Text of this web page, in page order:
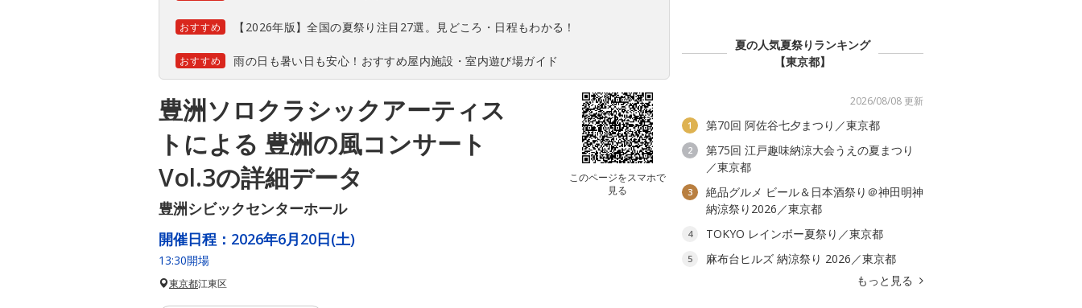
おすすめ 【2026年版】全国の夏祭り注目27選。見どころ・日程もわかる！
おすすめ 雨の日も暑い日も安心！おすすめ屋内施設・室内遊び場ガイド
豊洲ソロクラシックアーティス
トによる 豊洲の風コンサート
Vol.3の詳細データ
豊洲シビックセンターホール
このページをスマホで
見る
開催日程： 2026年6月20日(土)
13:30開場
東京都江東区
夏の人気夏祭りランキング
【東京都】
2026/08/08 更新
1 第70回 阿佐谷七夕まつり／東京都
2
第75回 江戸趣味納涼大会うえの夏まつり
／東京都
3
絶品グルメ ビール＆日本酒祭り＠神田明神
納涼祭り2026／東京都
4 TOKYO レインボー夏祭り／東京都
5
麻布台ヒルズ 納涼祭り 2026／東京都
もっと見る